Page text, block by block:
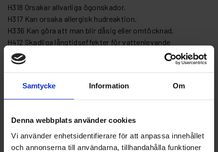
Samtycke Information Om
Denna webbplats använder cookies
Vi använder enhetsidentifierare för att anpassa innehållet
och annonserna till användarna, tillhandahålla funktioner
H318 Orsakar allvarliga ögonskador.
H317 Kan orsaka allergisk hudreaktion.
H336 Kan göra att man blir dåsig eller omtöcknad.
H412 Skadliga långtidseffekter för vattenlevande
organismer.
1K Shade Fyllprimer
Spraymax 400 ml. 1K Shade Fullprimer är en serie med
slutresultat
Artikelnr: SM680271SM680278 Beige